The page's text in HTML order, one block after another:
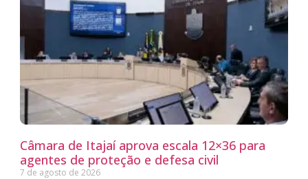
Câmara de Itajaí aprova escala 12×36 para
agentes de proteção e defesa civil
7 de agosto de 2026